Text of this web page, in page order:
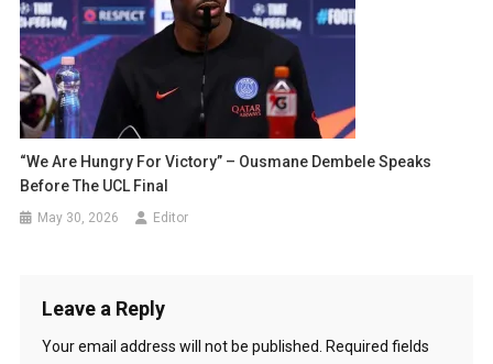
“We Are Hungry For Victory” – Ousmane Dembele Speaks
Before The UCL Final
May 30, 2026 Editor
Leave a Reply
Your email address will not be published.
Required fields